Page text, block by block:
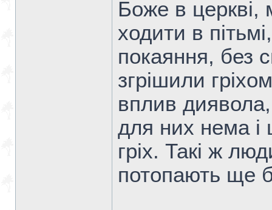
Боже в церкві,
ходити в
покаяння, без
згрішили
вплив
для них нема і
гріх. Такі ж
потопають ще